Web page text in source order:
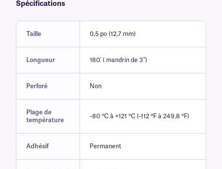
Spécifications
Taille 0,5 po (12,7 mm)
Longueur 180' ( mandrin de 3")
Perforé Non
Plage de
température
-80 °C à +121 °C (-112 °F à 249,8 °F)
Adhésif Permanent